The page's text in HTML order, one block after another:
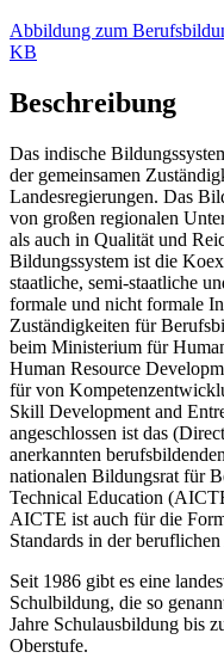
Abbildung zum
KB
Beschreibung
Das indische
der gemeinsamen
Landesregierungen. Das
von großen regionalen
als auch in Qualität und
Bildungssystem ist die
staatliche, semi-staatliche
formale und nicht formale
Zuständigkeiten für
beim Ministerium für
Human Resource
für von
Skill Development and
angeschlossen ist das
anerkannten
nationalen Bildungsrat für
Technical Education
AICTE ist auch für die
Standards in der
Seit 1986 gibt es eine
Schulbildung, die so
Jahre Schulausbildung bis
Oberstufe.